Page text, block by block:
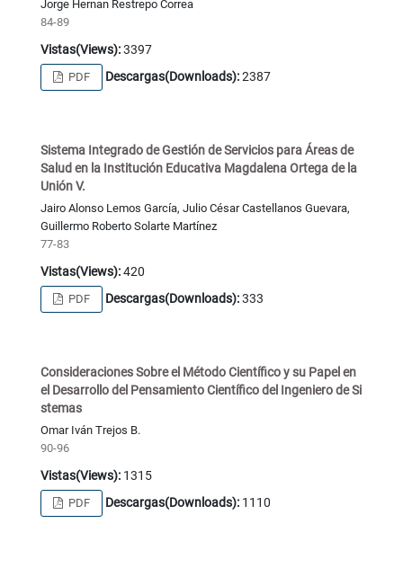
Jorge Hernan Restrepo Correa
84-89
Vistas(Views):3397
PDF Descargas(Downloads):2387
Sistema Integrado de Gestión de Servicios para Áreas de
Salud en la Institución Educativa Magdalena Ortega de la
Unión V.
Jairo Alonso Lemos García, Julio César Castellanos Guevara,
Guillermo Roberto Solarte Martínez
77-83
Vistas(Views):420
PDF Descargas(Downloads):333
Consideraciones Sobre el Método Científico y su Papel en
el Desarrollo del Pensamiento Científico del Ingeniero de Si
stemas
Omar Iván Trejos B.
90-96
Vistas(Views):1315
PDF Descargas(Downloads): 1110